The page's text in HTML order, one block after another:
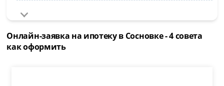
Онлайн-заявка на ипотеку в Сосновке - 4 совета
как оформить